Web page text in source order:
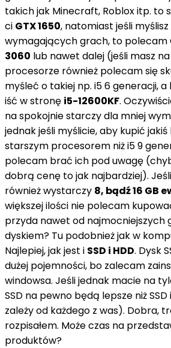
takich jak Minecraft, Roblox itp. to
ci GTX 1650, natomiast jeśli
wymagających grach, to polecam
3060 lub nawet dalej (jeśli masz
procesorze również polecam się
myśleć o takiej np. i5 6 generacji,
iść w stronę i5-12600KF.
na spokojnie starczy dla mniej
jednak jeśli myślicie, aby kupić
starszym procesorem niż i5 9
polecam brać ich pod uwagę
dobrą cenę to jak najbardziej).
również wystarczy 8, bądź 16 GB
większej ilości nie polecam
przyda nawet od najmocniejszych
dyskiem? Tu podobnież jak w
Najlepiej, jak jest i SSD i HDD. Dysk
dużej pojemności, bo zalecam
windowsa. Jeśli jednak macie na
SSD na pewno będą lepsze niż SSD
zależy od każdego z was). Dobra,
rozpisałem. Może czas na
produktów?